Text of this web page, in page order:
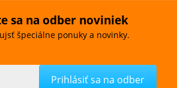
sa na odber noviniek
špeciálne ponuky a novinky.